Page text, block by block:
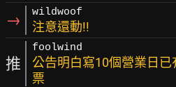
→ wildwoof
注意還動!!
推
foolwind
公告明白寫10個營業日
票